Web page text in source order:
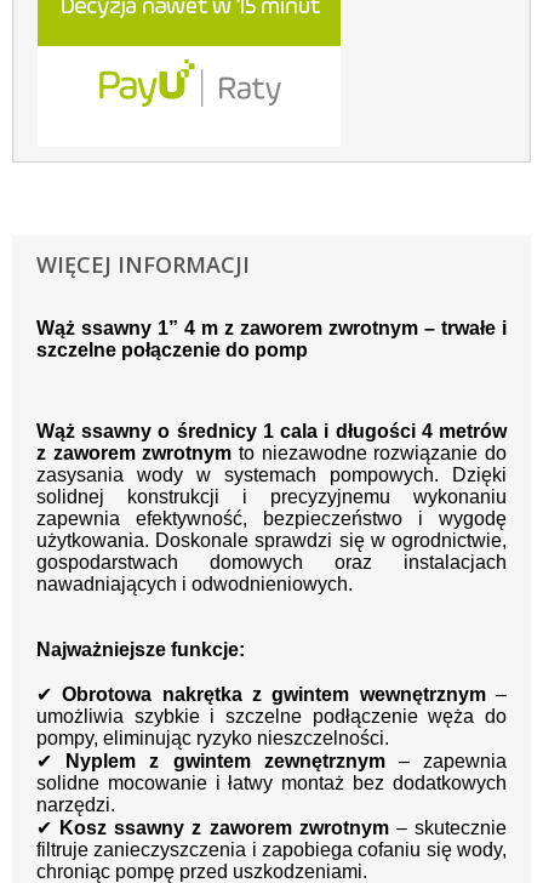
WIĘCEJ INFORMACJI
Wąż ssawny 1” 4 m z zaworem zwrotnym – trwałe i
szczelne połączenie do pomp
Wąż ssawny o średnicy 1 cala i długości 4 metrów
z zaworem zwrotnym to niezawodne rozwiązanie do
zasysania wody w systemach pompowych. Dzięki
solidnej konstrukcji i precyzyjnemu wykonaniu
zapewnia efektywność, bezpieczeństwo i wygodę
użytkowania. Doskonale sprawdzi się w ogrodnictwie,
gospodarstwach domowych oraz instalacjach
nawadniających i odwodnieniowych.
Najważniejsze funkcje:
✔Obrotowa nakrętka z gwintem wewnętrznym–
umożliwia szybkie i szczelne podłączenie węża do
pompy, eliminując ryzyko nieszczelności.
✔
Nyplem z gwintem zewnętrznym– zapewnia
solidne mocowanie i łatwy montaż bez dodatkowych
narzędzi.
✔ Kosz ssawny z zaworem zwrotnym– skutecznie
filtruje zanieczyszczenia i zapobiega cofaniu się wody,
chroniąc pompę przed uszkodzeniami.